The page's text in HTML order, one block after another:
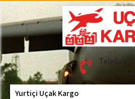
Skip
to
content
Hava Kargo |
| 0535
Uçak Kargo Telefon
0535 653
Yurtiçi Uçak Kargo